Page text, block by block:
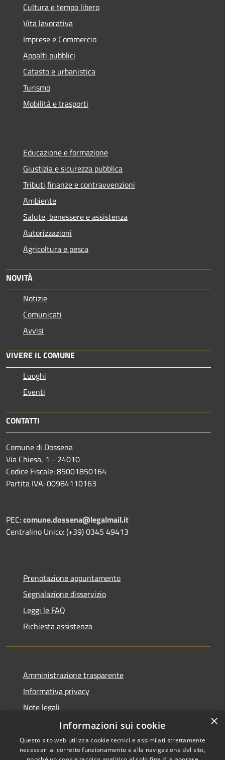
Cultura e tempo libero
Vita lavorativa
Imprese e Commercio
Appalti pubblici
Catasto e urbanistica
Turismo
Mobilità e trasporti
Educazione e formazione
Giustizia e sicurezza pubblica
Tributi,finanze e contravvenzioni
Ambiente
Salute, benessere e assistenza
Autorizzazioni
Agricoltura e pesca
NOVITÀ
Notizie
Comunicati
Avvisi
VIVERE IL COMUNE
Luoghi
Eventi
CONTATTI
Comune di Dossena
Via Chiesa, 1 - 24010
Codice Fiscale: 85001850164
Partita IVA: 00984110163
PEC:comune.dossena@legalmail.it
Centralino Unico: (+39) 0345 49413
Prenotazione appuntamento
Segnalazione disservizio
Leggi le FAQ
Richiesta assistenza
Amministrazione trasparente
Informativa privacy
Note legali
Dichiarazione di accessibilità
×
Informazioni sui cookie
Questo sito web utilizza cookie tecnici e assimilati strettamente
necessari al corretto funzionamento e alla navigazione del sito,